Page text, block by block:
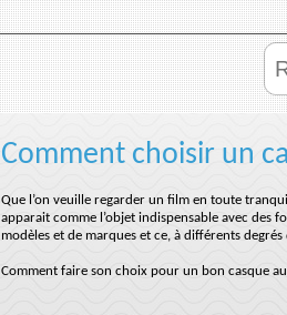
Comment choisir un
Que l’on veuille regarder un film en toute
apparait comme l’objet indispensable avec des
modèles et de marques et ce, à différents degrés
Comment faire son choix pour un bon casque